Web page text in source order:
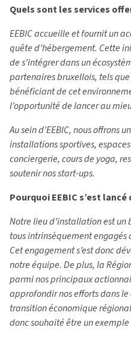
Quels sont les services
EEBIC accueille et fournit un
quête d’hébergement. Cette
de s’intégrer dans un
partenaires bruxellois, tels que
bénéficiant de cet
l’opportunité de lancer au
Au sein d’EEBIC, nous offrons
installations sportives,
conciergerie, cours de yoga,
soutenir nos start-ups.
Pourquoi EEBIC s’est
Notre lieu d’installation est un
tous intrinsèquement
Cet engagement s’est donc
notre équipe. De plus, la
parmi nos principaux
approfondir nos efforts dans
transition économique
donc souhaité être un